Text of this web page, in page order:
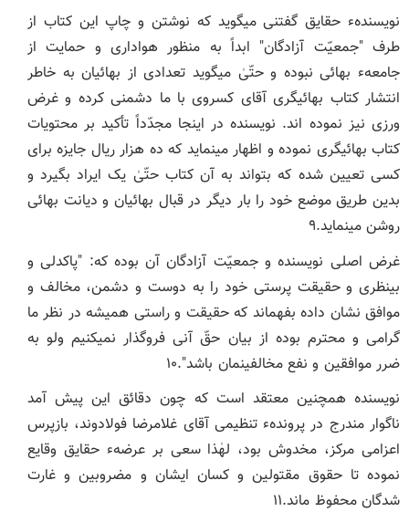
نویسندهء حقایق گفتنی می‏گوید که نوشتن و چاپ این کتاب از
طرف "جمعیّت آزادگان" ابداً به منظور هواداری و حمایت از
جامعهء بهائی نبوده و حتّیٰ می‏گوید تعدادی از بهائیان به خاطر
انتشار کتاب بهائی‏گری آقای کسروی با ما دشمنی کرده و غرض
‏ورزی نیز نموده ‏اند. نویسنده در اینجا مجدّداً تأکید بر محتویات
کتاب بهائی‏گری نموده و اظهار می‏نماید که ده هزار ریال جایزه برای
کسی تعیین شده که بتواند به آن کتاب حتّیٰ یک ایراد بگیرد و
بدین طریق موضع خود را بار دیگر در قبال بهائیان و دیانت بهائی
روشن می‏نماید.۹
غرض اصلی نویسنده و جمعیّت آزادگان آن بوده که: "پاک‏دلی و
بی‏نظری و حقیقت ‏پرستی خود را به دوست و دشمن، مخالف و
موافق نشان داده بفهماند که حقیقت و راستی همیشه در نظر ما
گرامی و محترم بوده از بیان حقّ آنی فروگذار نمی‏کنیم ولو به
ضرر موافقین و نفع مخالفین‏مان باشد".۱۰
نویسنده همچنین معتقد است که چون دقائق این پیش ‏آمد
ناگوار مندرج در پروندهء تنظیمی آقای غلامرضا فولادوند، بازپرس
اعزامی مرکز، مخدوش بود، لهٰذا سعی بر عرضهء حقایق وقایع
نموده تا حقوق مقتولین و کسان ایشان و مضروبین و غارت
شدگان محفوظ ماند.۱۱